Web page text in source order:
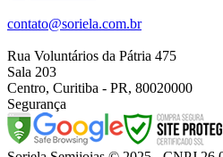
contato@soriela.com.br
Rua Voluntários da Pátria 475
Sala 203
Centro, Curitiba - PR, 80020000
Segurança